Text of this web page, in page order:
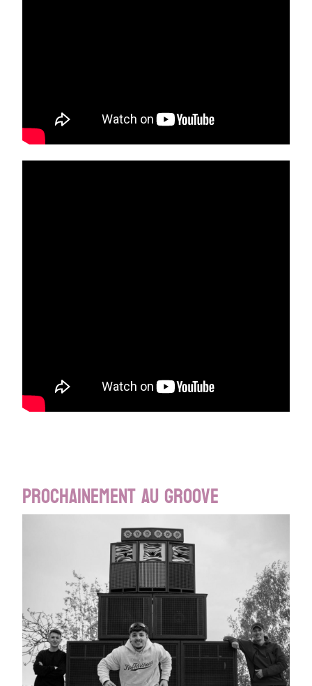
Prochainement au Groove